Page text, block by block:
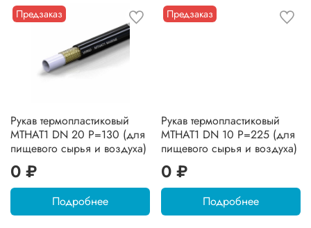
Предзаказ
Рукав термопластиковый
MTHAT1 DN 20 P=130 (для
пищевого сырья и воздуха)
0 ₽
Подробнее
Предзаказ
Рукав термопластиковый
MTHAT1 DN 10 P=225 (для
пищевого сырья и воздуха)
0 ₽
Подробнее